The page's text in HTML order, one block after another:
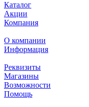
Каталог
Акции
Компания
О компании
Информация
Реквизиты
Магазины
Возможности
Помощь